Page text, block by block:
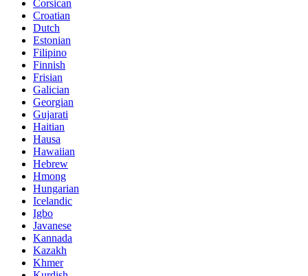
Corsican
Croatian
Dutch
Estonian
Filipino
Finnish
Frisian
Galician
Georgian
Gujarati
Haitian
Hausa
Hawaiian
Hebrew
Hmong
Hungarian
Icelandic
Igbo
Javanese
Kannada
Kazakh
Khmer